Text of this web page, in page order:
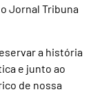
Jornal Tribuna
a história
e junto ao
de nossa